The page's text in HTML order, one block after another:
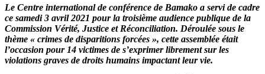
Le Centre international de conférence de Bamako a servi de cadre
ce samedi 3 avril 2021 pour la troisième audience publique de la
Commission Vérité, Justice et Réconciliation. Déroulée sous le
thème « crimes de disparitions forcées », cette assemblée était
l’occasion pour 14 victimes de s’exprimer librement sur les
violations graves de droits humains impactant leur vie.